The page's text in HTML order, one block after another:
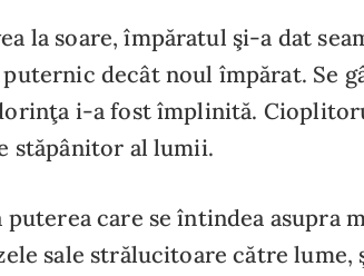
la soare, împăratul şi-a dat
decât noul împărat. Se
i-a fost împlinită.
stăpânitor al lumii.
puterea care se întindea asupra
sale strălucitoare către lume,